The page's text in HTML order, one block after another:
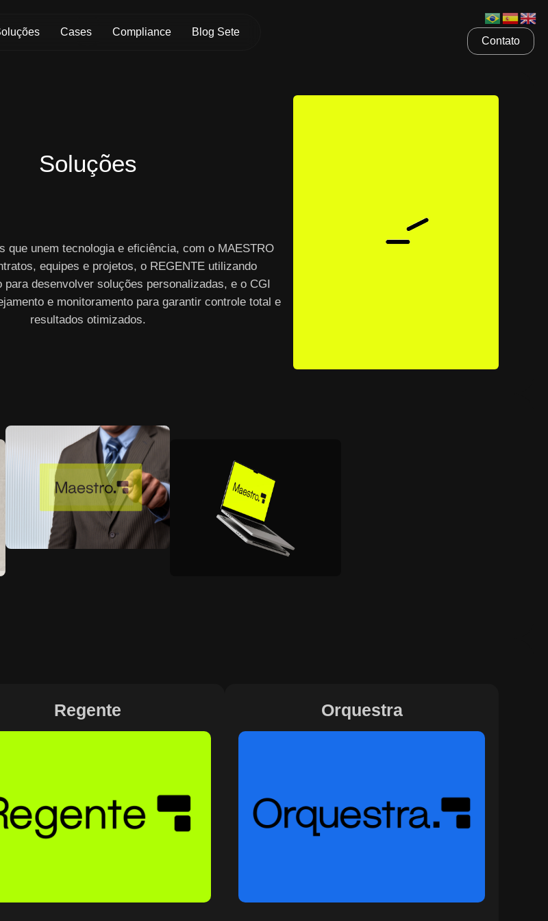
Cases Compliance Blog Sete
Contato
Soluções
que unem tecnologia e eficiência, com o MAESTRO
equipes e projetos, o REGENTE utilizando
para desenvolver soluções personalizadas, e o CGI
e monitoramento para garantir controle total e
resultados otimizados.
Regente Orquestra